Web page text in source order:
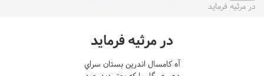
در مرثيه فرمايد
در مرثيه فرمايد
آه کامسال اندرين بستان سراي